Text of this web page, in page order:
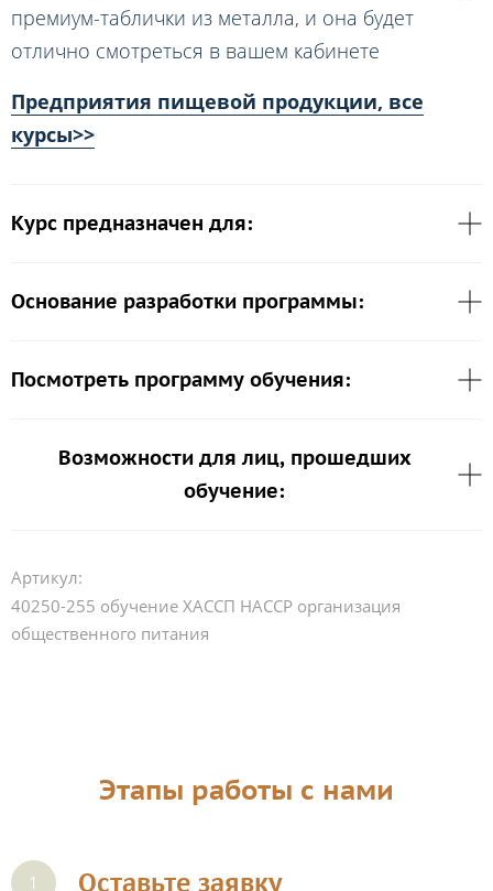
премиум-таблички из металла, и она будет
отлично смотреться в вашем кабинете
Предприятия пищевой продукции, все
курсы>>
Курс предназначен для:
Основание разработки программы:
Посмотреть программу обучения:
Возможности для лиц, прошедших
обучение:
Артикул:
40250-255 обучение ХАССП HACCP организация
общественного питания
Этапы работы с нами
Оставьте заявку